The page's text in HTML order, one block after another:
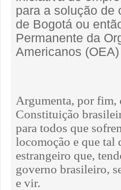
para a solução de
de Bogotá ou
Permanente da
Americanos
Argumenta, por fim,
Constituição
para todos que
locomoção e que tal
estrangeiro que,
governo brasileiro,
e vir.